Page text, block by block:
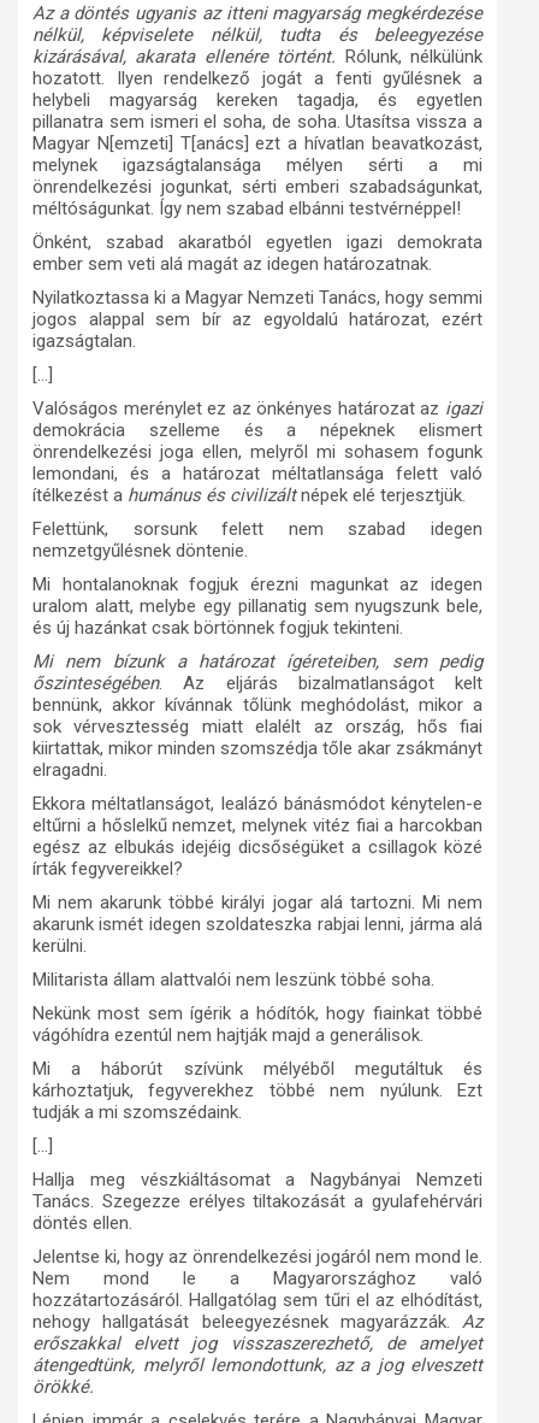
Az a döntés ugyanis az itteni magyarság megkérdezése
nélkül, képviselete nélkül, tudta és beleegyezése
kizárásával, akarata ellenére történt. Rólunk, nélkülünk
hozatott. Ilyen rendelkező jogát a fenti gyűlésnek a
helybeli magyarság kereken tagadja, és egyetlen
pillanatra sem ismeri el soha, de soha. Utasítsa vissza a
Magyar N[emzeti] T[anács] ezt a hívatlan beavatkozást,
melynek igazságtalansága mélyen sérti a mi
önrendelkezési jogunkat, sérti emberi szabadságunkat,
méltóságunkat. Így nem szabad elbánni testvérnéppel!
Önként, szabad akaratból egyetlen igazi demokrata
ember sem veti alá magát az idegen határozatnak.
Nyilatkoztassa ki a Magyar Nemzeti Tanács, hogy semmi
jogos alappal sem bír az egyoldalú határozat, ezért
igazságtalan.
[…]
Valóságos merénylet ez az önkényes határozat az igazi
demokrácia szelleme és a népeknek elismert
önrendelkezési joga ellen, melyről mi sohasem fogunk
lemondani, és a határozat méltatlansága felett való
ítélkezést a humánus és civilizáltnépek elé terjesztjük.
Felettünk, sorsunk felett nem szabad idegen
nemzetgyűlésnek döntenie.
Mi hontalanoknak fogjuk érezni magunkat az idegen
uralom alatt, melybe egy pillanatig sem nyugszunk bele,
és új hazánkat csak börtönnek fogjuk tekinteni.
Mi nem bízunk a határozat ígéreteiben, sem pedig
őszinteségében. Az eljárás bizalmatlanságot kelt
bennünk, akkor kívánnak tőlünk meghódolást, mikor a
sok vérvesztesség miatt elalélt az ország, hős fiai
kiirtattak, mikor minden szomszédja tőle akar zsákmányt
elragadni.
Ekkora méltatlanságot, lealázó bánásmódot kénytelen-e
eltűrni a hőslelkű nemzet, melynek vitéz fiai a harcokban
egész az elbukás idejéig dicsőségüket a csillagok közé
írták fegyvereikkel?
Mi nem akarunk többé királyi jogar alá tartozni. Mi nem
akarunk ismét idegen szoldateszka rabjai lenni, járma alá
kerülni.
Militarista állam alattvalói nem leszünk többé soha.
Nekünk most sem ígérik a hódítók, hogy fiainkat többé
vágóhídra ezentúl nem hajtják majd a generálisok.
Mi a háborút szívünk mélyéből megutáltuk és
kárhoztatjuk, fegyverekhez többé nem nyúlunk. Ezt
tudják a mi szomszédaink.
[…]
Hallja meg vészkiáltásomat a Nagybányai Nemzeti
Tanács. Szegezze erélyes tiltakozását a gyulafehérvári
döntés ellen.
Jelentse ki, hogy az önrendelkezési jogáról nem mond le.
Nem mond le a Magyarországhoz való
hozzátartozásáról. Hallgatólag sem tűri el az elhódítást,
nehogy hallgatását beleegyezésnek magyarázzák. Az
erőszakkal elvett jog visszaszerezhető, de amelyet
átengedtünk, melyről lemondottunk, az a jog elveszett
örökké.